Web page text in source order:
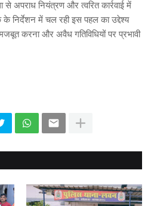
अपराध नियंत्रण और त्वरित कार्रवाई में
निर्देशन में चल रही इस पहल का उद्देश्य
करना और अवैध गतिविधियों पर प्रभावी